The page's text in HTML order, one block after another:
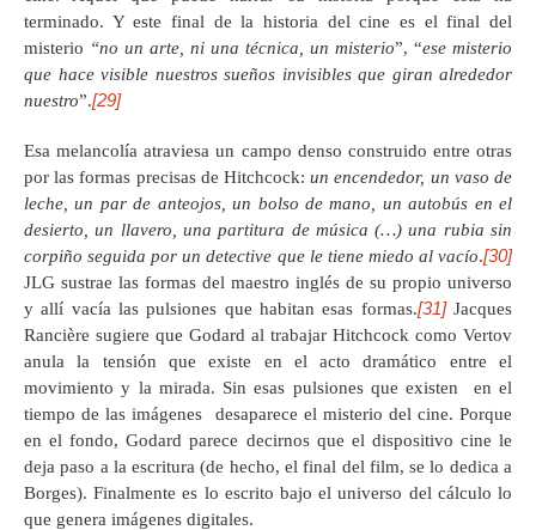
terminado. Y este final de la historia del cine es el final del
misterio “no un arte, ni una técnica, un misterio”, “ese misterio
que hace visible nuestros sueños invisibles que giran alrededor
nuestro”.[29]
Esa melancolía atraviesa un campo denso construido entre otras
por las formas precisas de Hitchcock:un encendedor, un vaso de
leche, un par de anteojos, un bolso de mano, un autobús en el
desierto, un llavero, una partitura de música (…) una rubia sin
corpiño seguida por un detective que le tiene miedo al vacío.[30]
JLG sustrae las formas del maestro inglés de su propio universo
y allí vacía las pulsiones que habitan esas formas.[31]Jacques
Rancière sugiere que Godard al trabajar Hitchcock como Vertov
anula la tensión que existe en el acto dramático entre el
movimiento y la mirada. Sin esas pulsiones que existen en el
tiempo de las imágenes desaparece el misterio del cine. Porque
en el fondo, Godard parece decirnos que el dispositivo cine le
deja paso a la escritura (de hecho, el final del film, se lo dedica a
Borges). Finalmente es lo escrito bajo el universo del cálculo lo
que genera imágenes digitales.